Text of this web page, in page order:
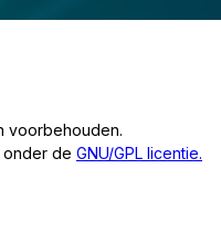
voorbehouden.
de GNU/GPL licentie.